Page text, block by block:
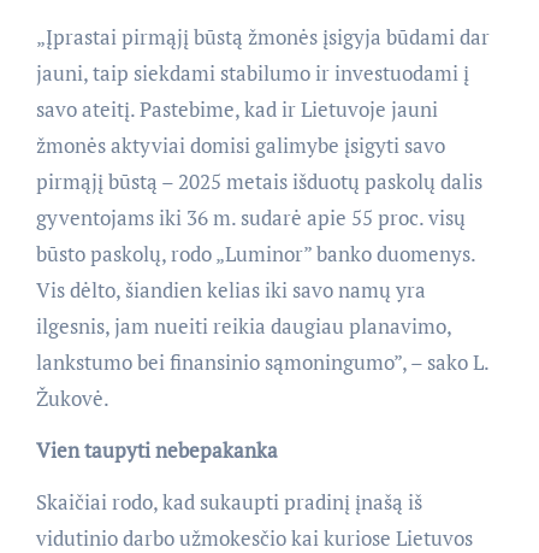
„Įprastai pirmąjį būstą žmonės įsigyja būdami dar
jauni, taip siekdami stabilumo ir investuodami į
savo ateitį. Pastebime, kad ir Lietuvoje jauni
žmonės aktyviai domisi galimybe įsigyti savo
pirmąjį būstą – 2025 metais išduotų paskolų dalis
gyventojams iki 36 m. sudarė apie 55 proc. visų
būsto paskolų, rodo „Luminor” banko duomenys.
Vis dėlto, šiandien kelias iki savo namų yra
ilgesnis, jam nueiti reikia daugiau planavimo,
lankstumo bei finansinio sąmoningumo”, – sako L.
Žukovė.
Vien taupyti nebepakanka
Skaičiai rodo, kad sukaupti pradinį įnašą iš
vidutinio darbo užmokesčio kai kuriose Lietuvos